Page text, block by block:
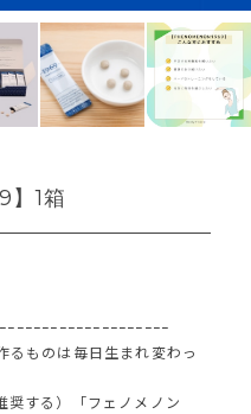
1箱
ｰｰｰｰｰｰｰｰｰｰｰｰｰｰｰｰｰｰｰ
るものは毎日生まれ変わっ
奨する）「フェノメノン